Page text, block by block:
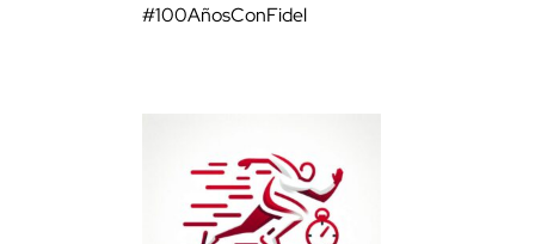
#100AñosConFidel